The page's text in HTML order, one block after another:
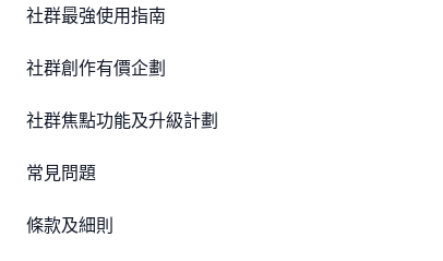
社群最強使用指南
社群創作有價企劃
社群焦點功能及升級計劃
常見問題
條款及細則